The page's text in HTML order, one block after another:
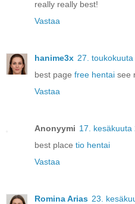
really really best!
Vastaa
hanime3x 27.
best page free hentai see
Vastaa
Anonyymi 17. kesäkuuta
best place tio hentai
Vastaa
Romina Arias 23.